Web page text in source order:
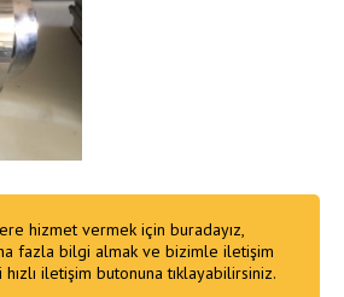
hizmet vermek için buradayız,
fazla bilgi almak ve bizimle iletişim
hızlı iletişim butonuna tıklayabilirsiniz.